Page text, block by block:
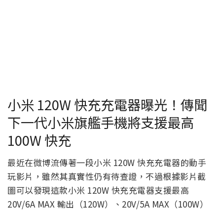
玩影片，雖然其真實性仍有待查證，不過根據影片截
圖可以發現這款小米 120W 快充充電器支援最高
20V/6A MAX 輸出（120W）、20V/5A MAX（100W）
以及 11V/6A MAX（66W）多種輸出，最高 120W 也將
是目前小米旗下的充電器中輸出瓦數最大的充電器。